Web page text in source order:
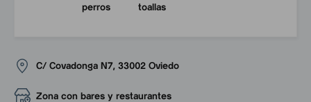
perros
toallas
C/ Covadonga N7, 33002 Oviedo
Zona con bares y restaurantes